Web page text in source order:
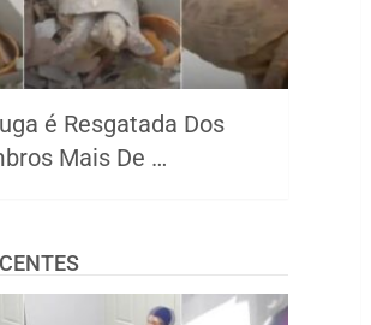
é Resgatada Dos
Mais De …